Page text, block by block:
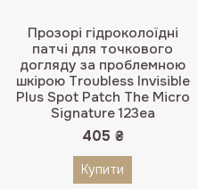
Прозорі гідроколоїдні
патчі для точкового
догляду за проблемною
шкірою Troubless Invisible
Plus Spot Patch The Micro
Signature 123еа
405 ₴
Купити